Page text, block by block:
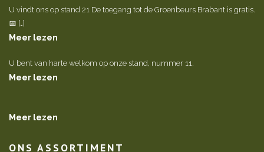
U vindt ons op stand 21 De toegang tot de Groenbeurs Brabant is gratis.
📅 […]
Meer lezen
U bent van harte welkom op onze stand, nummer 11.
Meer lezen
Meer lezen
ONS ASSORTIMENT